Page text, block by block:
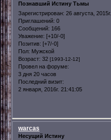
Познавший Истину Тьмы
Зарегистрирован: 26 августа, 2015г.
Приглашений: 0
Сообщений: 166
Уважение: [+10/-0]
Позитив: [+7/-0]
Пол: Мужской
Возраст: 32 [1993-12-12]
Провел на форуме:
3 дня 20 часов
Последний визит:
2 января, 2016г. 21:41:05
warcas
Несущий Истину